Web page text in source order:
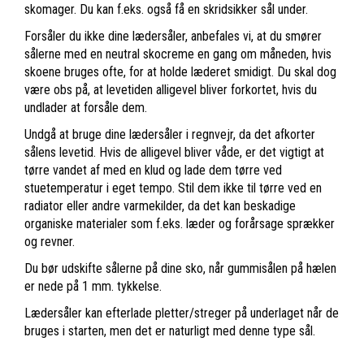
skomager. Du kan f.eks. også få en skridsikker sål under.
Forsåler du ikke dine lædersåler, anbefales vi, at du smører
sålerne med en neutral skocreme en gang om måneden, hvis
skoene bruges ofte, for at holde læderet smidigt. Du skal dog
være obs på, at levetiden alligevel bliver forkortet, hvis du
undlader at forsåle dem.
Undgå at bruge dine lædersåler i regnvejr, da det afkorter
sålens levetid. Hvis de alligevel bliver våde, er det vigtigt at
tørre vandet af med en klud og lade dem tørre ved
stuetemperatur i eget tempo. Stil dem ikke til tørre ved en
radiator eller andre varmekilder, da det kan beskadige
organiske materialer som f.eks. læder og forårsage sprækker
og revner.
Du bør udskifte sålerne på dine sko, når gummisålen på hælen
er nede på 1 mm. tykkelse.
Lædersåler kan efterlade pletter/streger på underlaget når de
bruges i starten, men det er naturligt med denne type sål.